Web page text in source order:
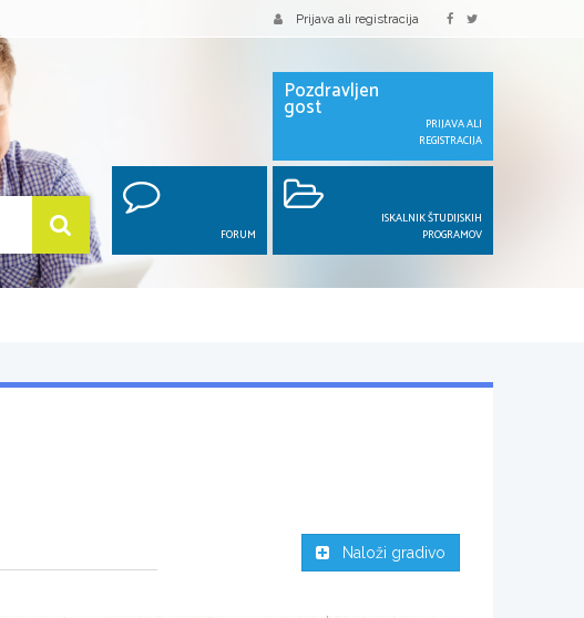
Prijava ali registracija
Pozdravljen
gost
PRIJAVA ALI
REGISTRACIJA
FORUM
ISKALNIK ŠTUDIJSKIH
PROGRAMOV
Naloži gradivo